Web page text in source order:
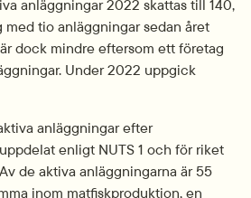
anläggningar 2022 skattas till 140,
tio anläggningar sedan året
dock mindre eftersom ett företag
Under 2022 uppgick
anläggningar efter
enligt NUTS 1 och för riket
de aktiva anläggningarna är 55
inom matfiskproduktion, en